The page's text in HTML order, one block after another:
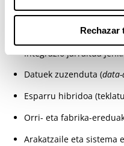
Rechazar
Selenium GRID
JUnit / TestNG, ANT:
Integrazio jarraitua
Datuek zuzenduta (
Esparru hibridoa
Orri- eta fabrika-
Arakatzaile eta sistema